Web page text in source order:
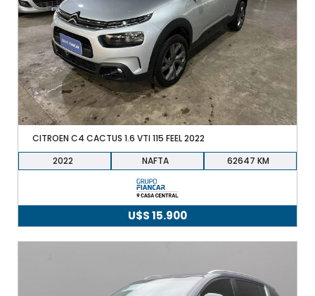
CITROEN C4 CACTUS 1.6 VTI 115 FEEL 2022
2022
NAFTA 62647
U$S15.900